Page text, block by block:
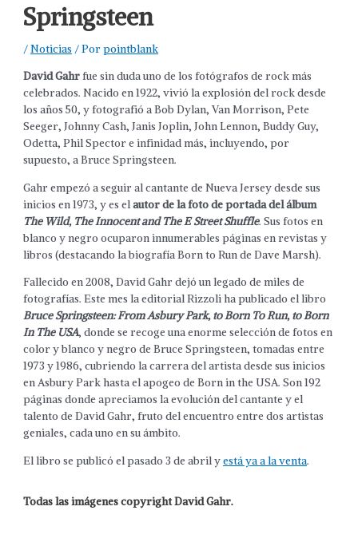
Springsteen
/Noticias / Porpointblank
David Gahrfue sin duda uno de los fotógrafos de rock más
celebrados. Nacido en 1922, vivió la explosión del rock desde
los años 50, y fotografió a Bob Dylan, Van Morrison, Pete
Seeger, Johnny Cash, Janis Joplin, John Lennon, Buddy Guy,
Odetta, Phil Spector e infinidad más, incluyendo, por
supuesto, a Bruce Springsteen.
Gahr empezó a seguir al cantante de Nueva Jersey desde sus
inicios en 1973, y es elautor de la foto de portada del álbum
The Wild, The Innocent and The E Street Shuffle. Sus fotos en
blanco y negro ocuparon innumerables páginas en revistas y
libros (destacando la biografía Born to Run de Dave Marsh).
Fallecido en 2008, David Gahr dejó un legado de miles de
fotografías. Este mes la editorial Rizzoli ha publicado el libro
Bruce Springsteen: From Asbury Park, to Born To Run, to Born
In The USA, donde se recoge una enorme selección de fotos en
color y blanco y negro de Bruce Springsteen, tomadas entre
1973 y 1986, cubriendo la carrera del artista desde sus inicios
en Asbury Park hasta el apogeo de Born in the USA. Son 192
páginas donde apreciamos la evolución del cantante y el
talento de David Gahr, fruto del encuentro entre dos artistas
geniales, cada uno en su ámbito.
El libro se publicó el pasado 3 de abril yestá ya a la venta.
Todas las imágenes copyright David Gahr.